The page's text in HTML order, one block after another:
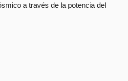
a través de la potencia del